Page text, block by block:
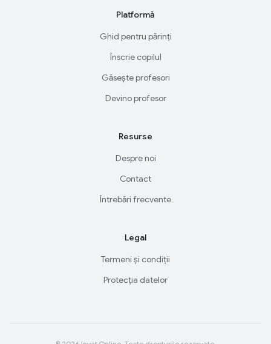
Platformă
Ghid pentru părinți
Înscrie copilul
Găsește profesori
Devino profesor
Resurse
Despre noi
Contact
Întrebări frecvente
Legal
Termeni și condiții
Protecția datelor